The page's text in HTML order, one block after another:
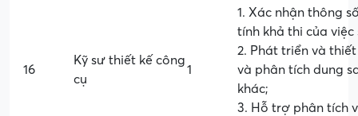
16
Kỹ sư thiết kế công
cụ
1
1. Xác nhận thông
tính khả thi của
2. Phát triển và
và phân tích dung
khác;
3. Hỗ trợ phân tích